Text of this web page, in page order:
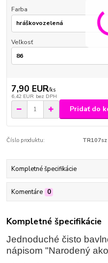
Farba
Veľkosť
7,90 EUR/ks
6,42 EUR bez DPH
Pridať do
Číslo produktu: TR107sz
Kompletné špecifikácie
Komentáre 0
Kompletné špecifikácie
Jednoduché čisto
nápisom "Narodený